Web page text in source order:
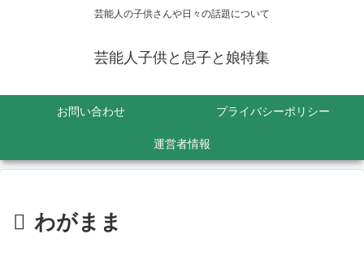
芸能人の子供さんや日々の話題について
芸能人子供と息子と娘特集
お問い合わせ プライバシーポリシー
運営者情報
わがまま